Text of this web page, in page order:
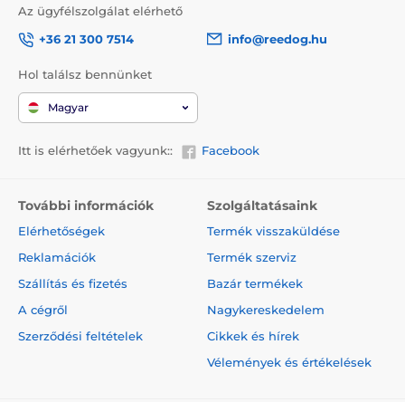
A termék előnyei:
ízletesen és frissen tartja az ételt
alkalmas kutyák és macskák számára
minőségi anyag és kidolgozás
hosszú elem-élettartam
Az ügyfélszolgálat elérhető
+36 21 300 7514
info@reedog.hu
Hol találsz bennünket
Magyar
Itt is elérhetőek vagyunk:: Facebook
További információk
Elérhetőségek
Reklamációk
Szállítás és fizetés
A cégről
Szerződési feltételek
Szolgáltatásaink
Termék visszaküldése
Termék szerviz
Bazár termékek
Nagykereskedelem
Cikkek és hírek
Vélemények és értékelések